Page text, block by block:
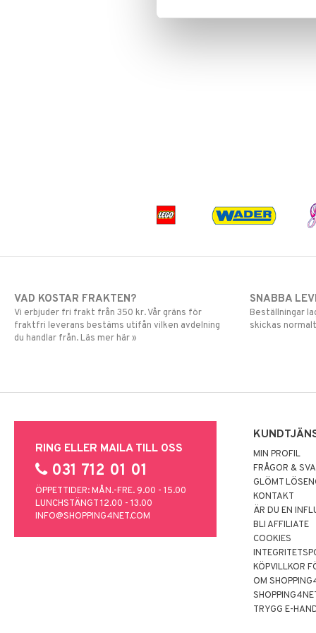
VAD KOSTAR FRAKTEN?
Vi erbjuder fri frakt från 350 kr. Vår gräns för
fraktfri leverans bestäms utifån vilken avdelning
du handlar från. Läs mer här »
SNABBA
Beställningar
skickas
RING ELLER MAILA TILL OSS
031 712 01 01
ÖPPETTIDER: MÅN.-FRE. 9.00 - 15.00
LUNCHSTÄNGT 12.00 - 13.00
INFO@SHOPPING4NET.COM
MIN PROFIL
FRÅGOR &
GLÖMT
KONTAKT
ÄR DU EN
BLI AFFILIATE
COOKIES
KÖPVILLKOR
OM
TRYGG E-